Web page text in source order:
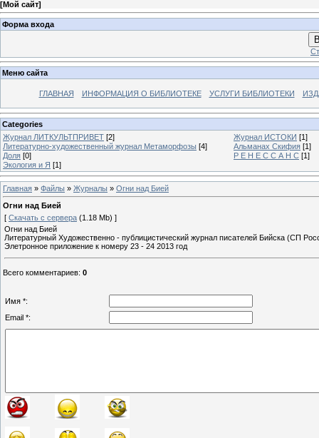
[Мой сайт]
Форма входа
Меню сайта
ГЛАВНАЯ ИНФОРМАЦИЯ О БИБЛИОТЕКЕ УСЛУГИ БИБЛИОТЕКИ
Categories
Журнал ЛИТКУЛЬТПРИВЕТ [2] Журнал ИСТОКИ [1]
Литературно-художественный журнал Mетаморфозы [4] Альманах Скифия [1]
Доля [0] Р Е Н Е С С А Н С [1]
Экология и Я [1]
Главная » Файлы » Журналы » Огни над Бией
Огни над Бией
[ Скачать с сервера (1.18 Mb) ]
Огни над Бией
Литературный Художественно - публицистический журнал писателей Бийска (СП
Элетронное приложение к номеру 23 - 24 2013 год
Всего комментариев: 0
Имя *:
Email *: